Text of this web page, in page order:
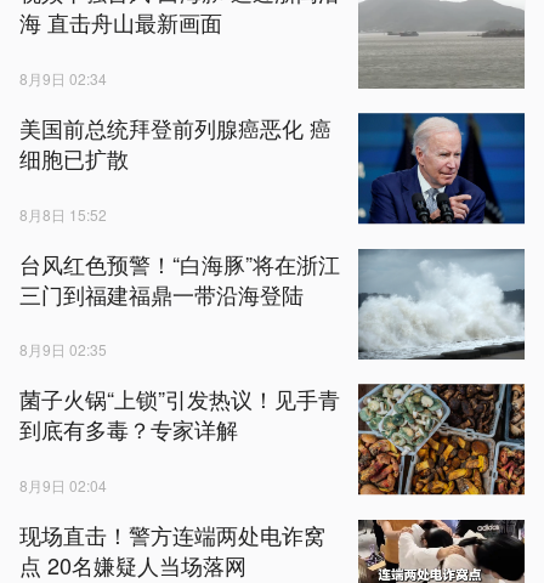
海 直击舟山最新画面
8月9日 02:34
美国前总统拜登前列腺癌恶化 癌
细胞已扩散
8月8日 15:52
台风红色预警！“白海豚”将在浙江
三门到福建福鼎一带沿海登陆
8月9日 02:35
菌子火锅“上锁”引发热议！见手青
到底有多毒？专家详解
8月9日 02:04
现场直击！警方连端两处电诈窝
点 20名嫌疑人当场落网